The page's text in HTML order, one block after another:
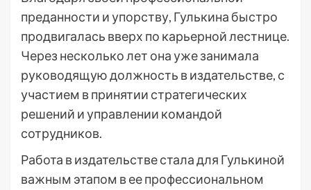
преданности и упорству, Гулькина быстро
продвигалась вверх по карьерной лестнице.
Через несколько лет она уже занимала
руководящую должность в издательстве, с
участием в принятии стратегических
решений и управлении командой
сотрудников.
Работа в издательстве стала для Гулькиной
важным этапом в ее профессиональном